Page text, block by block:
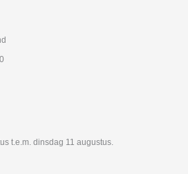
t.e.m. dinsdag 11 augustus.